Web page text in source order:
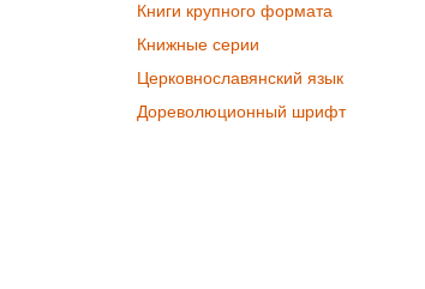
Книги крупного формата
Книжные серии
Церковнославянский язык
Дореволюционный шрифт